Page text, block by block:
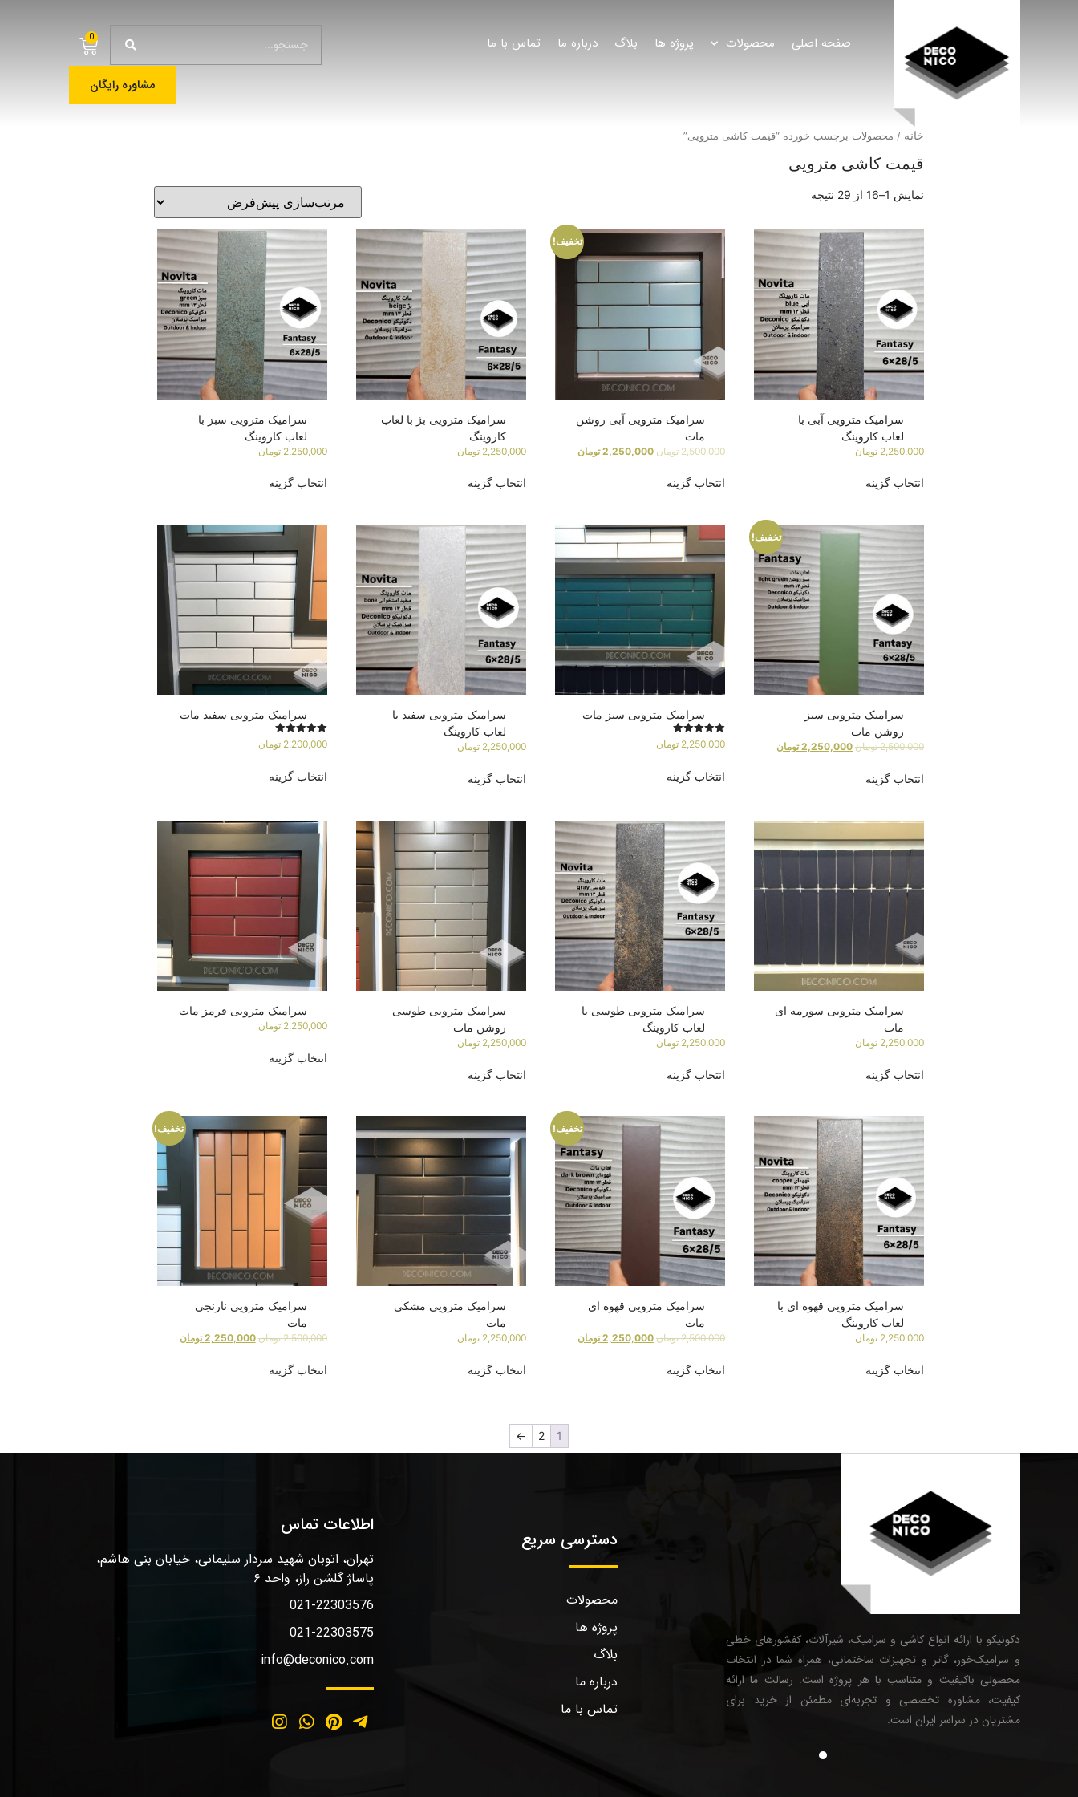
صفحه اصلی محصولات پروژه ها بلاگ درباره ما تماس با ما 0
مشاوره رایگان
خانه / محصولات برچسب خورده “قیمت کاشی مترویی”
قیمت کاشی مترویی
نمایش 1–16 از 29 نتیجه
سرامیک مترویی آبی با
لعاب کاروینگ
2,250,000 تومان
انتخاب گزینه
تخفیف!
سرامیک مترویی آبی روشن
مات
2,500,000 تومان 2,250,000 تومان
انتخاب گزینه
سرامیک مترویی بژ با لعاب
کاروینگ
2,250,000 تومان
انتخاب گزینه
سرامیک مترویی سبز با
لعاب کاروینگ
2,250,000 تومان
انتخاب گزینه
تخفیف!
سرامیک مترویی سبز
روشن مات
2,500,000 تومان 2,250,000 تومان
انتخاب گزینه
سرامیک مترویی سبز مات
امتیاز
2,250,000 تومان
انتخاب گزینه
سرامیک مترویی سفید با
لعاب کاروینگ
2,250,000 تومان
انتخاب گزینه
سرامیک مترویی سفید مات
امتیاز
2,200,000 تومان
انتخاب گزینه
سرامیک مترویی سورمه ای
مات
2,250,000 تومان
انتخاب گزینه
سرامیک مترویی طوسی با
لعاب کاروینگ
2,250,000 تومان
انتخاب گزینه
سرامیک مترویی طوسی
روشن مات
2,250,000 تومان
انتخاب گزینه
سرامیک مترویی قرمز مات
2,250,000 تومان
انتخاب گزینه
سرامیک مترویی قهوه ای با
لعاب کاروینگ
2,250,000 تومان
انتخاب گزینه
تخفیف!
سرامیک مترویی قهوه ای
مات
2,500,000 تومان 2,250,000 تومان
انتخاب گزینه
سرامیک مترویی مشکی
مات
2,250,000 تومان
انتخاب گزینه
تخفیف!
سرامیک مترویی نارنجی
مات
2,500,000 تومان 2,250,000 تومان
انتخاب گزینه
1
2
←
دکونیکو با ارائه انواع کاشی و سرامیک، شیرآلات، کفشورهای خطی
و سرامیک‌خور، گاتر و تجهیزات ساختمانی، همراه شما در انتخاب
محصولی باکیفیت و متناسب با هر پروژه است. رسالت ما ارائه
کیفیت، مشاوره تخصصی و تجربه‌ای مطمئن از خرید برای
مشتریان در سراسر ایران است.
دسترسی سریع
محصولات
پروژه ها
بلاگ
درباره ما
تماس با ما
اطلاعات تماس
تهران، اتوبان شهید سردار سلیمانی، خیابان بنی هاشم،
پاساژ گلشن راز، واحد ۶
021-22303576
021-22303575
info@deconico.com